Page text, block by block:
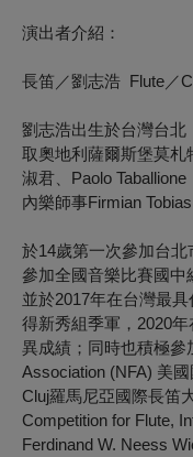
演出者介紹：
長笛／劉志浩 Flute／
劉志浩出生於台灣台
取奧地利薩爾斯堡莫札
淑君、Paolo
內樂師事Firmian
於14歲第一次參加台
參加全國音樂比賽國中
並於2017年在台灣最
得新秀組季軍，2020
異成績；同時也積極參
Association (NFA) 美
Cluj羅馬尼亞國際長笛
Competition for Flute, I
Ferdinand W. Neess